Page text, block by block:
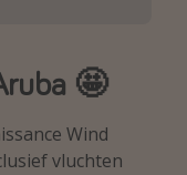
🤩
Wind
vluchten